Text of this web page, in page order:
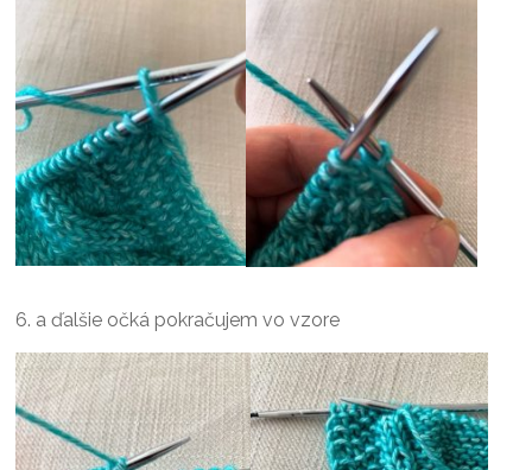
6. a ďalšie očká pokračujem vo vzore